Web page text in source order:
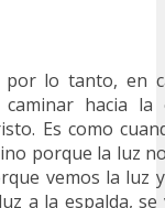
por lo tanto, en
hacia la
Es como
porque la luz
vemos la luz y
a la espalda,